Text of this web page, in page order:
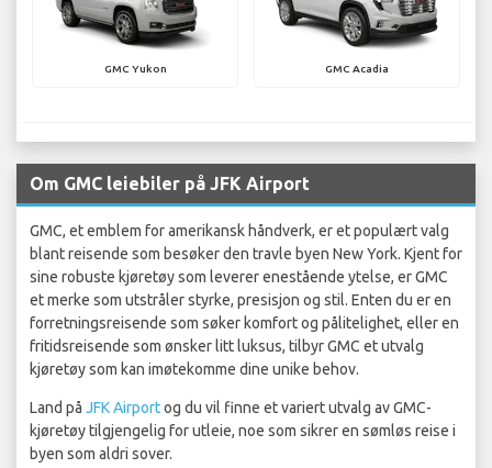
GMC Yukon GMC Acadia
Om GMC leiebiler på JFK Airport
GMC, et emblem for amerikansk håndverk, er et populært valg
blant reisende som besøker den travle byen New York. Kjent for
sine robuste kjøretøy som leverer enestående ytelse, er GMC
et merke som utstråler styrke, presisjon og stil. Enten du er en
forretningsreisende som søker komfort og pålitelighet, eller en
fritidsreisende som ønsker litt luksus, tilbyr GMC et utvalg
kjøretøy som kan imøtekomme dine unike behov.
Land på JFK Airportog du vil finne et variert utvalg av GMC-
kjøretøy tilgjengelig for utleie, noe som sikrer en sømløs reise i
byen som aldri sover.